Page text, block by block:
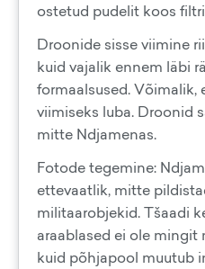
ostetud pudelit koos
Droonide sisse viimine
kuid vajalik ennem läbi
formaalsused. Võimalik,
viimiseks luba. Droonid
mitte Ndjamenas.
Fotode tegemine:
ettevaatlik, mitte
militaarobjekid. Tšaadi
araablased ei ole mingit
kuid põhjapool muutub